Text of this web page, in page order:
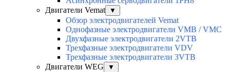
Двигатели Vemat
▼
Обзор электродвигателей Vemat
Однофазные электродвигатели VMB / VMC
Двухфазные электродвигатели 2VTB
Трехфазные электродвигатели VDV
Трехфазные электродвигатели 3VTB
Двигатели WEG
▼